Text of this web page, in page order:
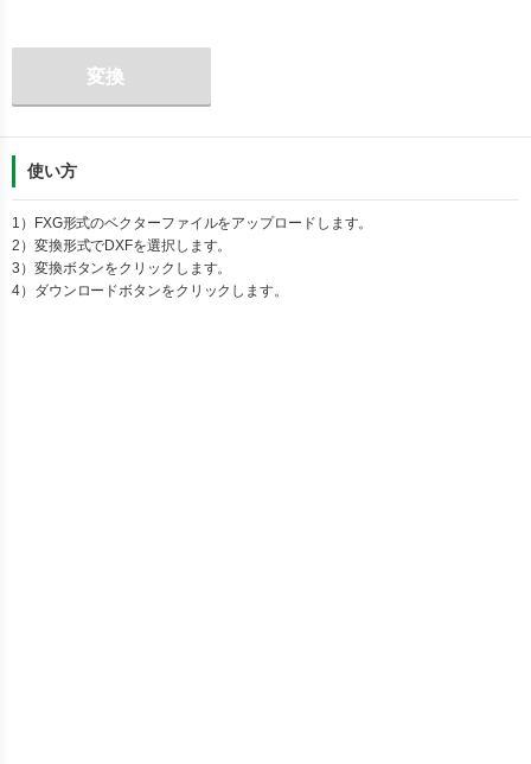
変換
使い方
1） FXG形式のベクターファイルをアップロードします。
2）変換形式でDXFを選択します。
3）変換ボタンをクリックします。
4）ダウンロードボタンをクリックします。